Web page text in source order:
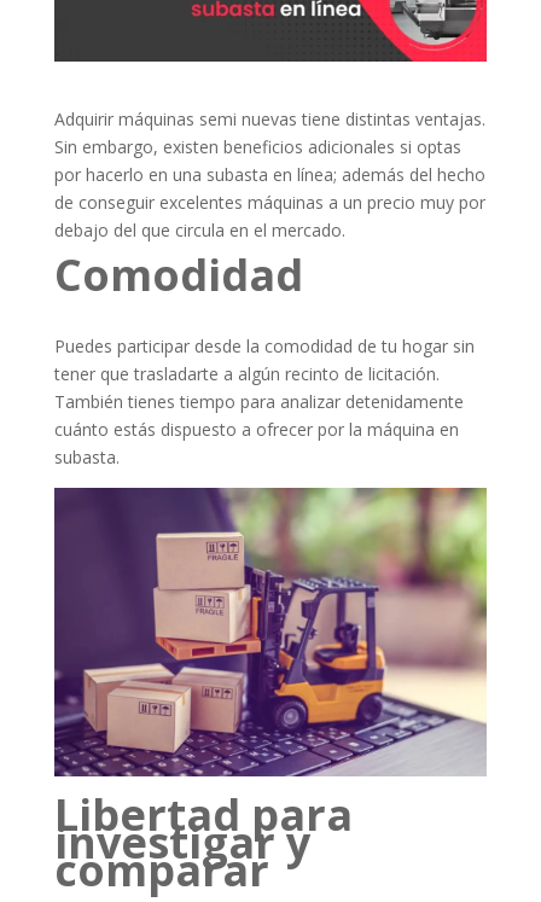
Adquirir máquinas semi nuevas tiene distintas ventajas.
Sin embargo, existen beneficios adicionales si optas
por hacerlo en una subasta en línea; además del hecho
de conseguir excelentes máquinas a un precio muy por
debajo del que circula en el mercado.
Comodidad
Puedes participar desde la comodidad de tu hogar sin
tener que trasladarte a algún recinto de licitación.
También tienes tiempo para analizar detenidamente
cuánto estás dispuesto a ofrecer por la máquina en
subasta.
Libertad para
investigar y
comparar